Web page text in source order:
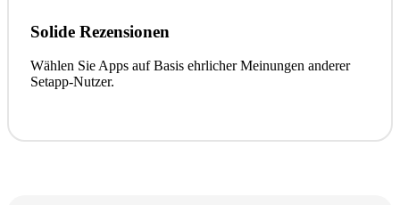
Solide Rezensionen
Wählen Sie Apps auf Basis ehrlicher Meinungen anderer
Setapp-Nutzer.